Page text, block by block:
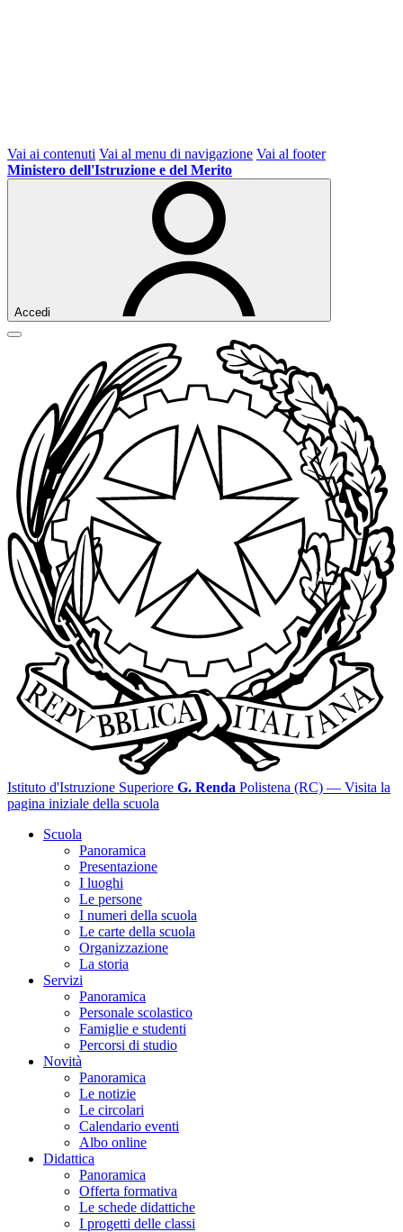
Vai ai contenuti Vai al menu di navigazione Vai al footer
Ministero dell'Istruzione e del Merito
Accedi
Istituto d'Istruzione Superiore G. Renda Polistena (RC) — Visita la
pagina iniziale della scuola
Scuola
Panoramica
Presentazione
I luoghi
Le persone
I numeri della scuola
Le carte della scuola
Organizzazione
La storia
Servizi
Panoramica
Personale scolastico
Famiglie e studenti
Percorsi di studio
Novità
Panoramica
Le notizie
Le circolari
Calendario eventi
Albo online
Didattica
Panoramica
Offerta formativa
Le schede didattiche
I progetti delle classi